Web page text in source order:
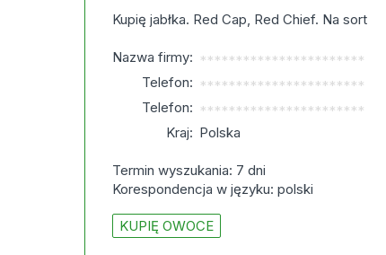
Kupię jabłka. Red Cap, Red Chief. Na sort
Nazwa firmy: ***********************
Telefon: ***********************
Telefon: ***********************
Kraj: Polska
Termin wyszukania: 7 dni
Korespondencja w języku: polski
KUPIĘ OWOCE